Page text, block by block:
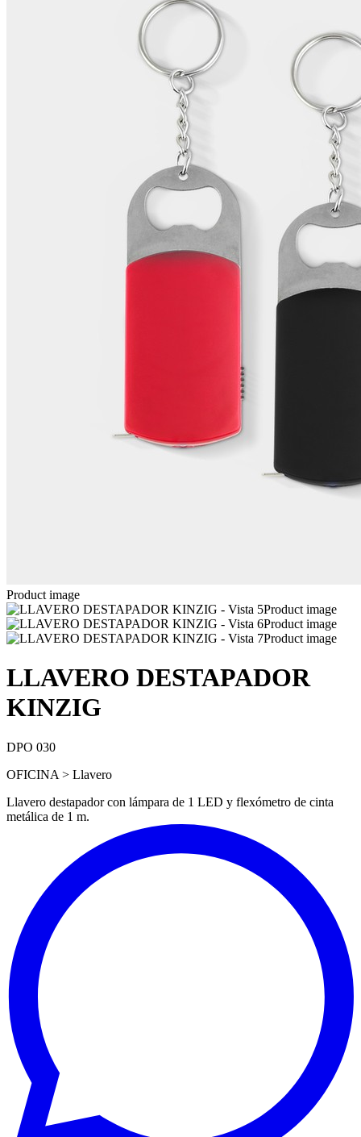
Product image
Product image
Product image
Product image
LLAVERO DESTAPADOR
KINZIG
DPO 030
OFICINA > Llavero
Llavero destapador con lámpara de 1 LED y flexómetro de cinta
metálica de 1 m.